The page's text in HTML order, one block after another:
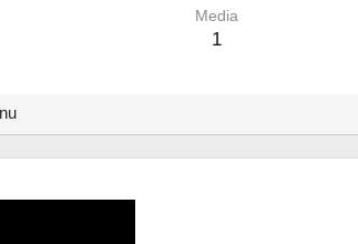
Media
1